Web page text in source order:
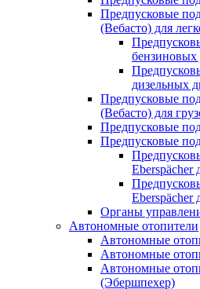
Предпусковые
(Вебасто) для
бензиновых
дизельных
Предпусковые
(Вебасто) для
Предпусковые
Предпусковые
Eberspächer
Eberspächer
Органы
Автономные отопители
Автономные
Автономные
Автономные
(Эбершпехер)